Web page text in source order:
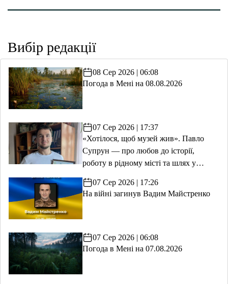
Вибір редакції
08 Сер 2026 | 06:08
Погода в Мені на 08.08.2026
07 Сер 2026 | 17:37
«Хотілося, щоб музей жив». Павло
Супрун — про любов до історії,
роботу в рідному місті та шлях у
07 Сер 2026 | 17:26
На війні загинув Вадим Майстренко
07 Сер 2026 | 06:08
Погода в Мені на 07.08.2026